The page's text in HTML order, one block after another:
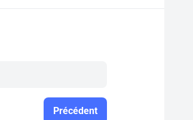
Précédent